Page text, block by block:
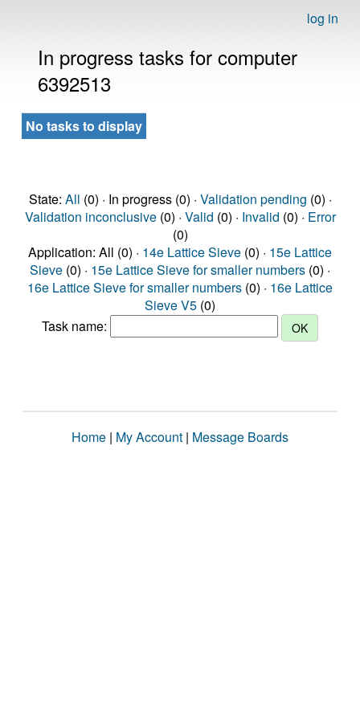
log in
In progress tasks for computer
6392513
No tasks to display
State: All (0) · In progress (0) · Validation pending (0) ·
Validation inconclusive(0) · Valid (0) · Invalid (0) · Error
(0)
Application: All (0) · 14e Lattice Sieve (0) · 15e Lattice
Sieve (0) · 15e Lattice Sieve for smaller numbers (0) ·
16e Lattice Sieve for smaller numbers (0) · 16e Lattice
Sieve V5 (0)
Task name:
Home | My Account | Message Boards